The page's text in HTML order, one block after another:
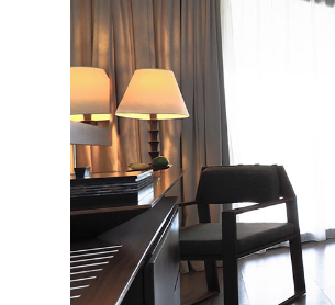
smėlio
miesto
Kontaktai:
Adresas:Jalan Kayu Aya No.
Telefonas: +62 361 8466 999
El. paštas:bliss@ize-
Internetinė svetainė: